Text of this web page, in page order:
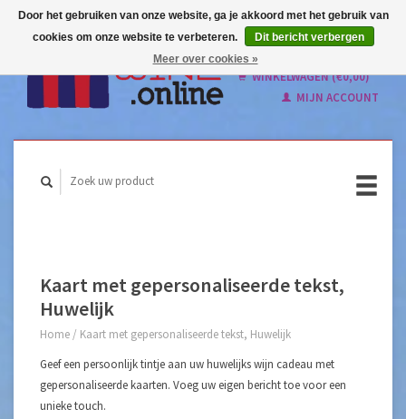
Nederlands
WINKELWAGEN (€0,00)
MIJN ACCOUNT
Kaart met gepersonaliseerde tekst,
Huwelijk
Home / Kaart met gepersonaliseerde tekst, Huwelijk
Geef een persoonlijk tintje aan uw huwelijks wijn cadeau met
gepersonaliseerde kaarten. Voeg uw eigen bericht toe voor een
unieke touch.
Door het gebruiken van onze website, ga je akkoord met het gebruik van
cookies om onze website te verbeteren.
Dit bericht verbergen
Meer over cookies »